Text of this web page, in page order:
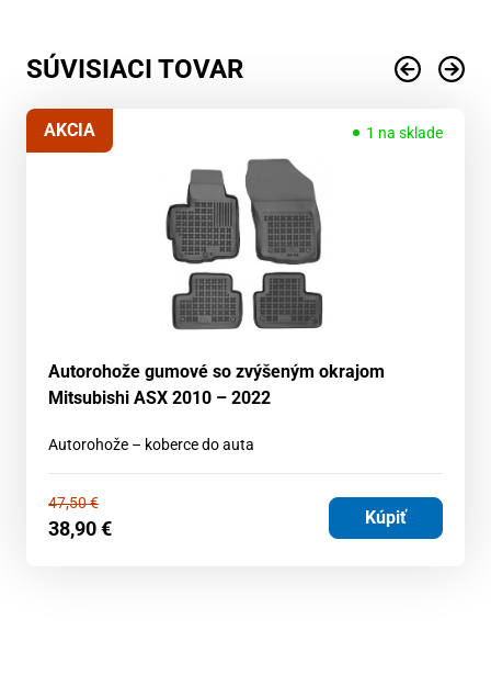
SÚVISIACI TOVAR
1 na sklade
AKCIA
Autorohože gumové so zvýšeným okrajom
Mitsubishi ASX 2010 – 2022
Autorohože – koberce do auta
47,50€
38,90€ Kúpiť